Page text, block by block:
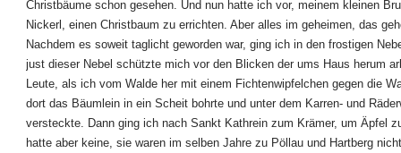
Christbäume schon gesehen. Und nun hatte ich vor, meinem kleinen
Nickerl, einen Christbaum zu errichten. Aber alles im geheimen, das
Nachdem es soweit taglicht geworden war, ging ich in den frostigen
just dieser Nebel schützte mich vor den Blicken der ums Haus herum
Leute, als ich vom Walde her mit einem Fichtenwipfelchen gegen die
dort das Bäumlein in ein Scheit bohrte und unter dem Karren- und
versteckte. Dann ging ich nach Sankt Kathrein zum Krämer, um Äpfel
hatte aber keine, sie waren im selben Jahre zu Pöllau und Hartberg